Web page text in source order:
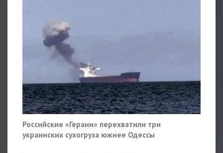
Российские «Герани» перехватили три
украинских сухогруза южнее Одессы